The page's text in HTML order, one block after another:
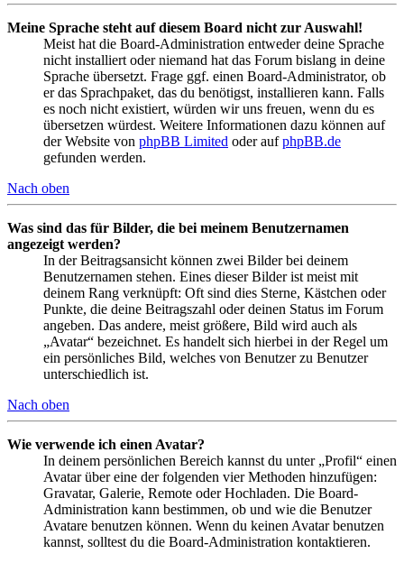
Meine Sprache steht auf diesem Board nicht zur Auswahl!
Meist hat die Board-Administration entweder deine Sprache
nicht installiert oder niemand hat das Forum bislang in deine
Sprache übersetzt. Frage ggf. einen Board-Administrator, ob
er das Sprachpaket, das du benötigst, installieren kann. Falls
es noch nicht existiert, würden wir uns freuen, wenn du es
übersetzen würdest. Weitere Informationen dazu können auf
der Website von phpBB Limited oder aufphpBB.de
gefunden werden.
Nach oben
Was sind das für Bilder, die bei meinem Benutzernamen
angezeigt werden?
In der Beitragsansicht können zwei Bilder bei deinem
Benutzernamen stehen. Eines dieser Bilder ist meist mit
deinem Rang verknüpft: Oft sind dies Sterne, Kästchen oder
Punkte, die deine Beitragszahl oder deinen Status im Forum
angeben. Das andere, meist größere, Bild wird auch als
„Avatar“ bezeichnet. Es handelt sich hierbei in der Regel um
ein persönliches Bild, welches von Benutzer zu Benutzer
unterschiedlich ist.
Nach oben
Wie verwende ich einen Avatar?
In deinem persönlichen Bereich kannst du unter „Profil“ einen
Avatar über eine der folgenden vier Methoden hinzufügen:
Gravatar, Galerie, Remote oder Hochladen. Die Board-
Administration kann bestimmen, ob und wie die Benutzer
Avatare benutzen können. Wenn du keinen Avatar benutzen
kannst, solltest du die Board-Administration kontaktieren.